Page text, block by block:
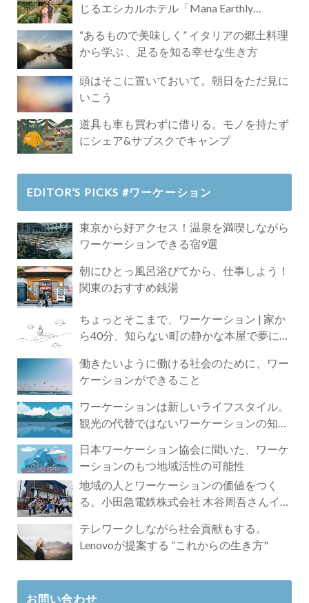
じるエシカルホテル「Mana Earthly
“あるもので美味しく” イタリアの郷土料理
から学ぶ 、足るを知る幸せな生き方
頭はそこに置いておいて。朝日をただ見に
いこう
道具も車も買わずに借りる。モノを持たず
にシェア&サブスクでキャンプ
EDITOR’S PICKS #ワーケーション
東京から好アクセス！温泉を満喫しながら
ワーケーションできる宿9選
朝にひとっ風呂浴びてから、仕事しよう！
関東のおすすめ銭湯
ちょっとそこまで、ワーケーション | 家か
ら40分、知らない町の静かな本屋で夢に近
働きたいように働ける社会のために、ワー
ケーションができること
ワーケーションは新しいライフスタイル。
観光の代替ではないワーケーションの知ら
日本ワーケーション協会に聞いた、ワーケ
ーションのもつ地域活性の可能性
地域の人とワーケーションの価値をつく
る。小田急電鉄株式会社 木谷周吾さんイン
テレワークしながら社会貢献もする。
Lenovoが提案する ”これからの生き方"
お問い合わせ